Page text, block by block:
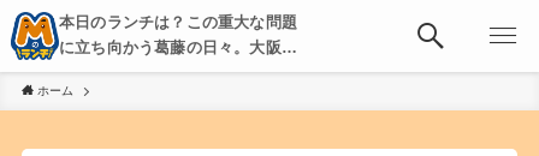
本日のランチは？この重大な問題
に立ち向かう葛藤の日々。大阪・
京都・神戸を中心とした食べ歩
き、飲み歩きを綴る。
ホーム